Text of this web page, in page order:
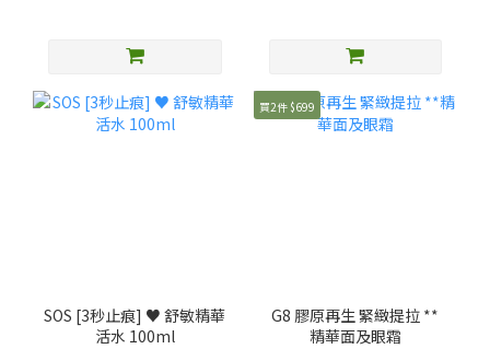
SOS [3秒止痕] ♥️ 舒敏精華
活水 100ml
買2件 $699
G8 膠原再生 緊緻提拉 **
精華面及眼霜